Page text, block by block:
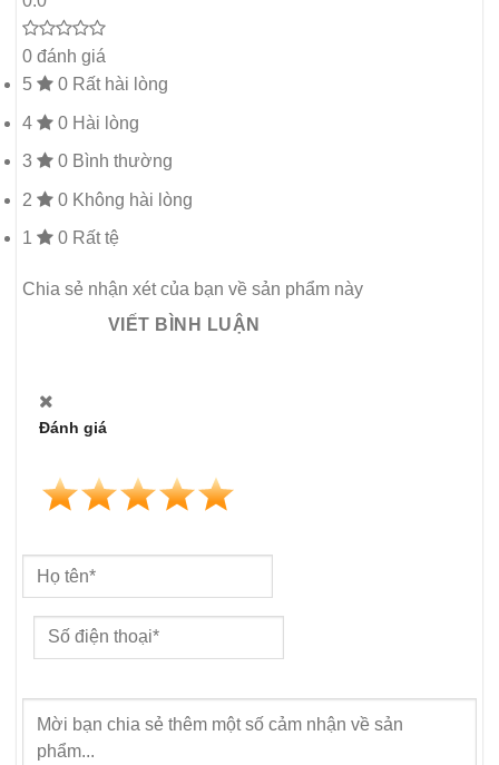
0 đánh giá
5
0 Rất hài lòng
4 0 Hài lòng
3 0 Bình thường
2 0 Không hài lòng
1 0 Rất tệ
Chia sẻ nhận xét của bạn về sản phẩm này
VIẾT BÌNH LUẬN
Đánh giá